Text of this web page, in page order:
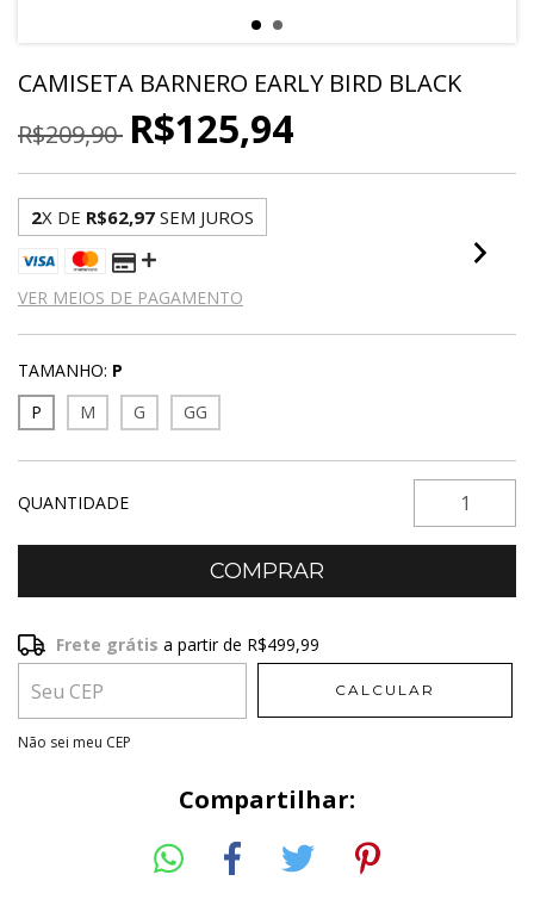
CAMISETA BARNERO EARLY BIRD BLACK
R$209,90 R$125,94
2X DE R$62,97 SEM JUROS
VER MEIOS DE PAGAMENTO
TAMANHO: P
P
M G GG
QUANTIDADE
Frete grátis R$499,99
Entregas para o CEP:
Frete grátis a partir de R$499,99
CALCULAR
Não sei meu CEP
Compartilhar: